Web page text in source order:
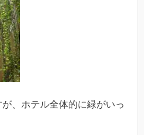
、ホテル全体的に緑がいっ